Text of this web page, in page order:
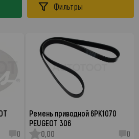
Фильтры
0
Ремень приводной 6PK1070
PEUGEOT 306
0,00
0